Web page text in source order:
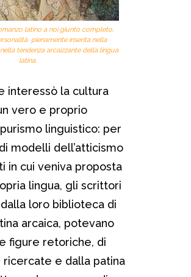
latino a noi giunto completo,
pienamente inserita nella
tendenza arcaizzante della lingua
latina.
interessò la cultura
vero e proprio
linguistico: per
modelli dell’atticismo
in cui veniva proposta
lingua, gli scrittori
loro biblioteca di
arcaica, potevano
figure retoriche, di
ricercate e dalla patina